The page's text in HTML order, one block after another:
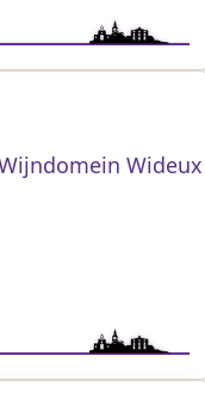
Wideux